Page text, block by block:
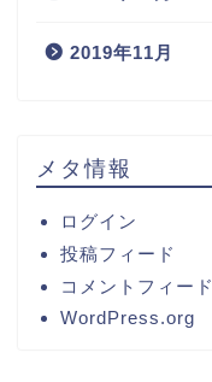
2019年11月
メタ情報
ログイン
投稿フィード
コメントフィード
WordPress.org